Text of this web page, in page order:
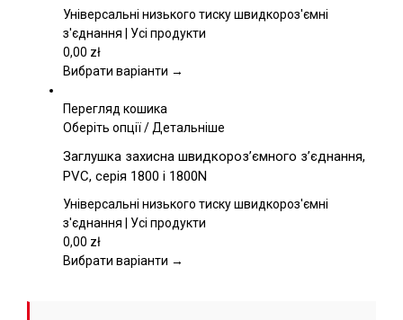
Параметри
можна
на
товару
Універсальні низького тиску швидкороз'ємні
з'єднання | Усі продукти
0,00 zł
Вибрати варіанти →
Перегляд кошика
Оберіть опціїЦей
має
кілька
варіантів.
Параметри
вибрати
/Детальніше
Заглушка захисна швидкороз’ємного з’єднання,
PVC, серія 1800 і 1800N
Універсальні низького тиску швидкороз'ємні
з'єднання | Усі продукти
0,00 zł
Вибрати варіанти →